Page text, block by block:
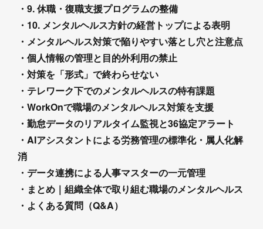
・9. 休職・復職支援プログラムの整備
・10. メンタルヘルス方針の経営トップによる表明
・メンタルヘルス対策で陥りやすい落とし穴と注意点
・個人情報の管理と目的外利用の禁止
・対策を「形式」で終わらせない
・テレワーク下でのメンタルヘルスの特有課題
・WorkOnで職場のメンタルヘルス対策を支援
・勤怠データのリアルタイム監視と36協定アラート
・AIアシスタントによる労務管理の標準化・属人化解
消
・データ連携による人事マスターの一元管理
・まとめ｜組織全体で取り組む職場のメンタルヘルス
・よくある質問（Q&A）